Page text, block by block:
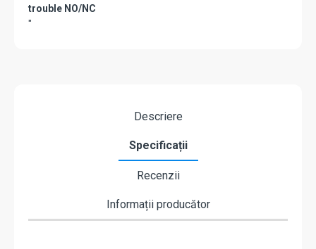
trouble NO/NC
"
Descriere
Specificații
Recenzii
Informații producător